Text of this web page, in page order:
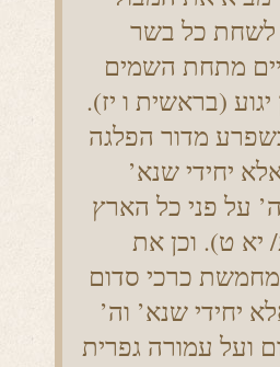
לשחת כל בשר
מתחת השמים
(בראשית ו יז).
מדור הפלגה
יחידי שנא’
על פני כל הארץ
ט). וכן את
כרכי סדום
יחידי שנא’ וה’
ועל עמורה גפרית